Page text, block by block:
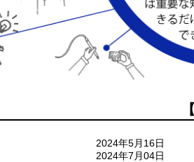
2024年5月16日 チ
2024年7月04日